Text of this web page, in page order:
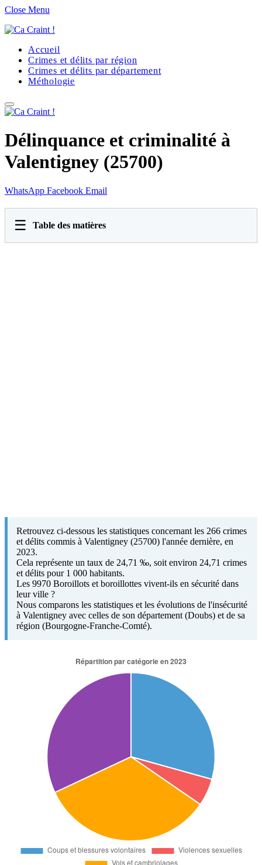
Close Menu
Accueil
Crimes et délits par région
Crimes et délits par département
Méthologie
Délinquance et criminalité à
Valentigney (25700)
WhatsApp Facebook Email
☰ Table des matières
Retrouvez ci-dessous les statistiques concernant les 266 crimes
et délits commis à Valentigney (25700) l'année dernière, en
2023.
Cela représente un taux de 24,71 ‰, soit environ 24,71 crimes
et délits pour 1 000 habitants.
Les 9970 Boroillots et boroillottes vivent-ils en sécurité dans
leur ville ?
Nous comparons les statistiques et les évolutions de l'insécurité
à Valentigney avec celles de son département (Doubs) et de sa
région (Bourgogne-Franche-Comté).